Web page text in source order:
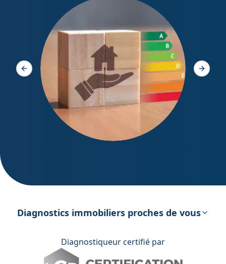
énergétique
Slide précédente Slide
Diagnostics immobiliers proches de vous
Diagnostiqueur certifié par